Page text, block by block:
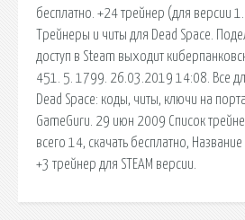
бесплатно. +24 трейнер (для версии
Трейнеры и читы для Dead Space.
доступ в Steam выходит
451. 5. 1799. 26.03.2019 14:08. Все
Dead Space: коды, читы, ключи на
GameGuru. 29 июн 2009 Список
всего 14, скачать бесплатно,
+3 трейнер для STEAM версии.